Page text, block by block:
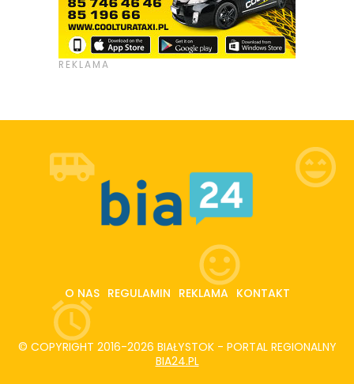
O NAS REGULAMIN REKLAMA KONTAKT
© COPYRIGHT 2016-2026 BIAŁYSTOK - PORTAL REGIONALNY
BIA24.PL